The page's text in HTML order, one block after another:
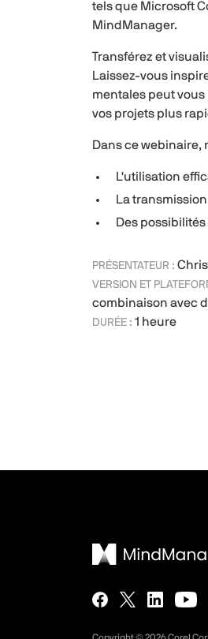
tels que Microsoft
MindManager.
Transférez et
Laissez-vous
mentales peut
vos projets plus
Dans ce webinaire,
L'utilisation
La
Des
PRÉSENTATEUR :
VERSION ET
combinaison avec
DURÉE : 1 heure